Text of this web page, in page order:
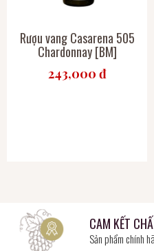
Rượu vang Casarena 505
Chardonnay [BM]
243,000 đ
CAM KẾT
Sản phẩm chính